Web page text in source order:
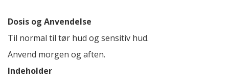
Dosis og Anvendelse
Til normal til tør hud og sensitiv hud.
Anvend morgen og aften.
Indeholder